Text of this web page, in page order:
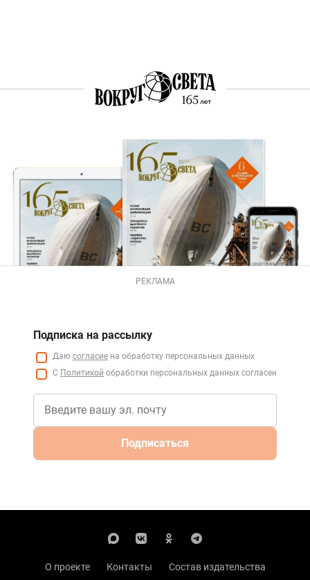
РЕКЛАМА
Подписка на рассылку
Даю согласие на обработку персональных данных
С Политикой обработки персональных данных согласен
Подписаться
О проекте Контакты
Состав издательства